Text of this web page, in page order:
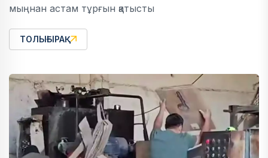
мыңнан астам тұрғын қатысты
ТОЛЫҒЫРАҚ